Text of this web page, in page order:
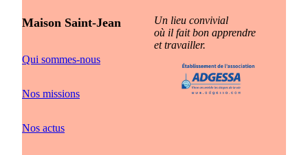
Maison Saint-Jean
Qui sommes-nous
Nos missions
Nos actus
Un lieu convivial
où il fait bon apprendre
et travailler.